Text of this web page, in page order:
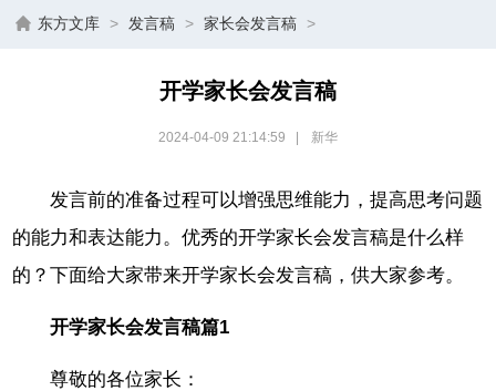
东方文库 > 发言稿 > 家长会发言稿 >
开学家长会发言稿
2024-04-09 21:14:59 新华
发言前的准备过程可以增强思维能力，提高思考问题
的能力和表达能力。优秀的开学家长会发言稿是什么样
的？下面给大家带来开学家长会发言稿，供大家参考。
开学家长会发言稿篇1
尊敬的各位家长：